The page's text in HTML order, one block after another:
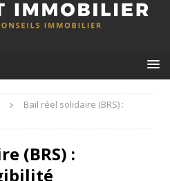
Bail réel solidaire (BRS) :
(BRS) :